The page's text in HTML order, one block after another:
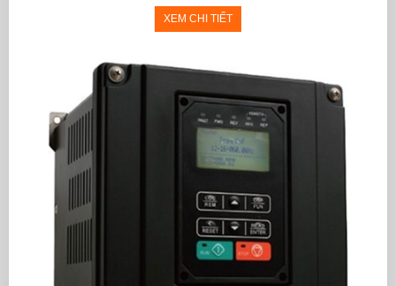
XEM CHI TIẾT